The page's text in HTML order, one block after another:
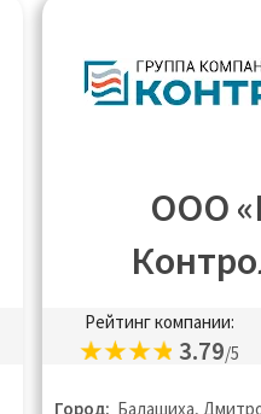
ООО
Рейтинг компании:
3.79/5
Город: Балашиха,